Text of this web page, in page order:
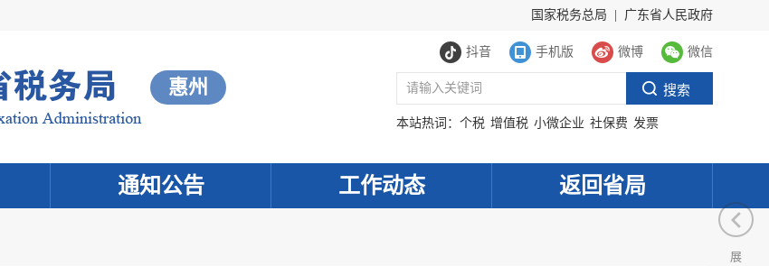
国家税务总局 广东省人民政府
抖音 手机版 微博 微信
惠州
本站热词： 个税 增值税 小微企业 社保费 发票
通知公告 工作动态 返回省局
展